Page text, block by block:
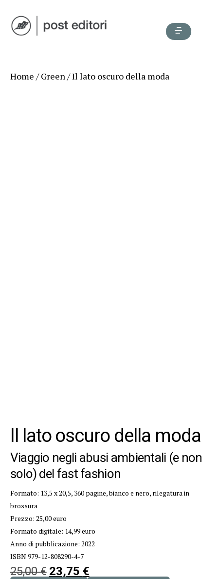
Home /Green / Il lato oscuro della moda
Il lato oscuro della moda
Viaggio negli abusi ambientali (e non
solo) del fast fashion
Formato: 13,5 x 20,5, 360 pagine, bianco e nero, rilegatura in
brossura
Prezzo: 25,00 euro
Formato digitale: 14,99 euro
Anno di pubblicazione: 2022
ISBN 979-12-808290-4-7
25,00€ 23,75 €